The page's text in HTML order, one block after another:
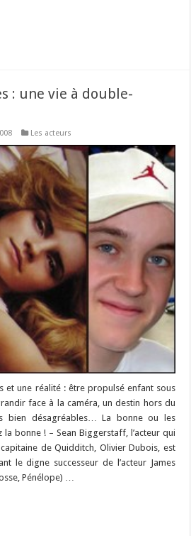
: une vie à double-
Les acteurs
et une réalité : être propulsé enfant sous
face à la caméra, un destin hors du
bien désagréables… La bonne ou les
la bonne ! – Sean Biggerstaff, l’acteur qui
de Quidditch, Olivier Dubois, est
le digne successeur de l’acteur James
Pénélope) …